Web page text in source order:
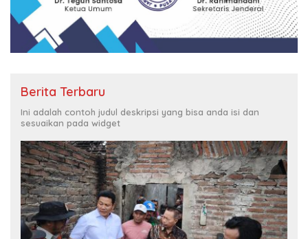
Berita Terbaru
Ini adalah contoh judul deskripsi yang bisa anda isi dan
sesuaikan pada widget